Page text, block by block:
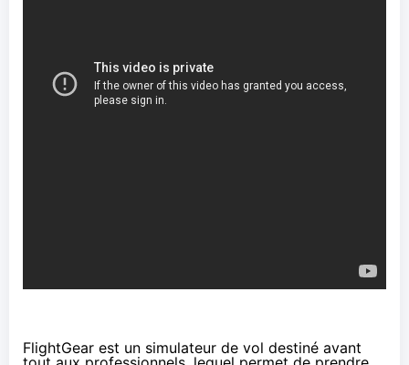
FlightGear est un simulateur de vol destiné avant